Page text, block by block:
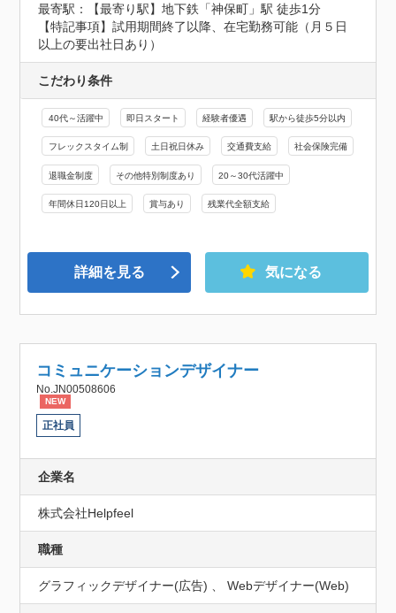
最寄駅：【最寄り駅】地下鉄「神保町」駅 徒歩1分
【特記事項】試用期間終了以降、在宅勤務可能（月５日
以上の要出社日あり）
こだわり条件
40代～活躍中 即日スタート 経験者優遇 駅から徒歩5分以内
フレックスタイム制 土日祝日休み 交通費支給 社会保険完備
退職金制度 その他特別制度あり 20～30代活躍中
年間休日120日以上 賞与あり 残業代全額支給
詳細を見る 気になる
コミュニケーションデザイナー
No.JN00508606
NEW
正社員
企業名
株式会社Helpfeel
職種
グラフィックデザイナー(広告) 、 Webデザイナー(Web)